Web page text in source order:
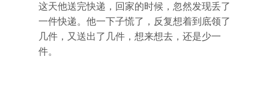
这天他送完快递，回家的时候，忽然发现丢了
一件快递。他一下子慌了，反复想着到底领了
几件，又送出了几件，想来想去，还是少一
件。